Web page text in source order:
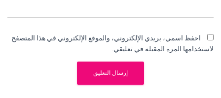
احفظ اسمي، بريدي الإلكتروني، والموقع الإلكتروني في هذا المتصفح
لاستخدامها المرة المقبلة في تعليقي.